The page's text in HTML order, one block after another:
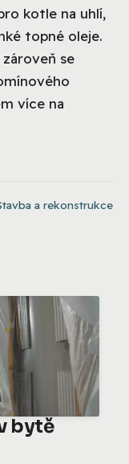
kotle na uhlí,
topné oleje.
se
více na
a rekonstrukce
bytě